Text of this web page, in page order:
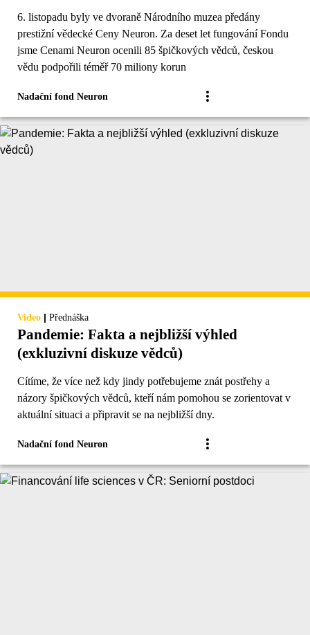
6. listopadu byly ve dvoraně Národního muzea předány
prestižní vědecké Ceny Neuron. Za deset let fungování Fondu
jsme Cenami Neuron ocenili 85 špičkových vědců, českou
vědu podpořili téměř 70 miliony korun
Nadační fond Neuron
Video | Přednáška
Pandemie: Fakta a nejbližší výhled
(exkluzivní diskuze vědců)
Cítíme, že více než kdy jindy potřebujeme znát postřehy a
názory špičkových vědců, kteří nám pomohou se zorientovat v
aktuální situaci a připravit se na nejbližší dny.
Nadační fond Neuron